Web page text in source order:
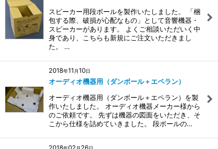
スピーカー用段ボールを製作いたしました。 「梱
包する際、破損が心配なもの」として音響機器・
スピーカーがあります。 よくご相談いただいく中
身であり、こちらも新規にご注文いただきまし
た。 …
2018年11 月10日
オーディオ機器用（ダンボール＋エペラン）
オーディオ機器用（ダンボール＋エペラン）を製
作いたしました。 オーディオ機器メーカー様から
のご依頼です。 先ずは機器の図面をいただき、そ
こから仕様を詰めていきました。 段ボールの…